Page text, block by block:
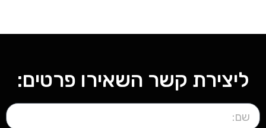
ליצירת קשר השאירו פרטים: